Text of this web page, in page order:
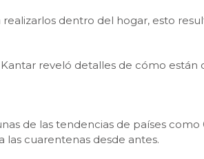
dentro del hogar, esto
reveló detalles de cómo están
de las tendencias de países como
cuarentenas desde antes.